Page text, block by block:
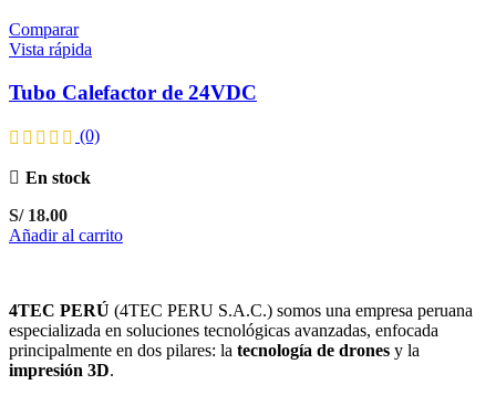
Comparar
Vista rápida
Tubo Calefactor de 24VDC
(0)
En stock
S/18.00
Añadir al carrito
4TEC PERÚ (4TEC PERU S.A.C.) somos una empresa peruana
especializada en soluciones tecnológicas avanzadas, enfocada
principalmente en dos pilares: la tecnología de drones y la
impresión 3D.